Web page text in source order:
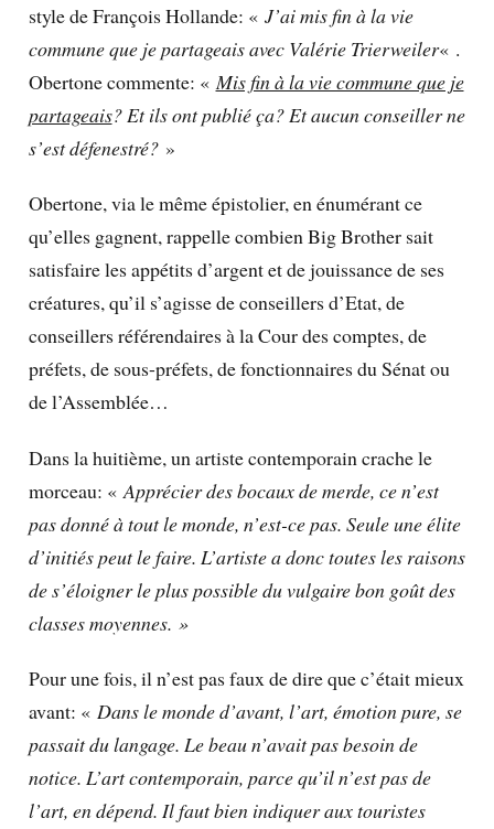
style de François Hollande: « J’ai mis fin à la vie
commune que je partageais avec Valérie Trierweiler« .
Obertone commente: «Mis fin à la vie commune que je
partageais? Et ils ont publié ça? Et aucun conseiller ne
s’est défenestré?»
Obertone, via le même épistolier, en énumérant ce
qu’elles gagnent, rappelle combien Big Brother sait
satisfaire les appétits d’argent et de jouissance de ses
créatures, qu’il s’agisse de conseillers d’Etat, de
conseillers référendaires à la Cour des comptes, de
préfets, de sous-préfets, de fonctionnaires du Sénat ou
de l’Assemblée…
Dans la huitième, un artiste contemporain crache le
morceau: « Apprécier des bocaux de merde, ce n’est
pas donné à tout le monde, n’est-ce pas. Seule une élite
d’initiés peut le faire. L’artiste a donc toutes les raisons
de s’éloigner le plus possible du vulgaire bon goût des
classes moyennes. »
Pour une fois, il n’est pas faux de dire que c’était mieux
avant: « Dans le monde d’avant, l’art, émotion pure, se
passait du langage. Le beau n’avait pas besoin de
notice. L’art contemporain, parce qu’il n’est pas de
l’art, en dépend. Il faut bien indiquer aux touristes